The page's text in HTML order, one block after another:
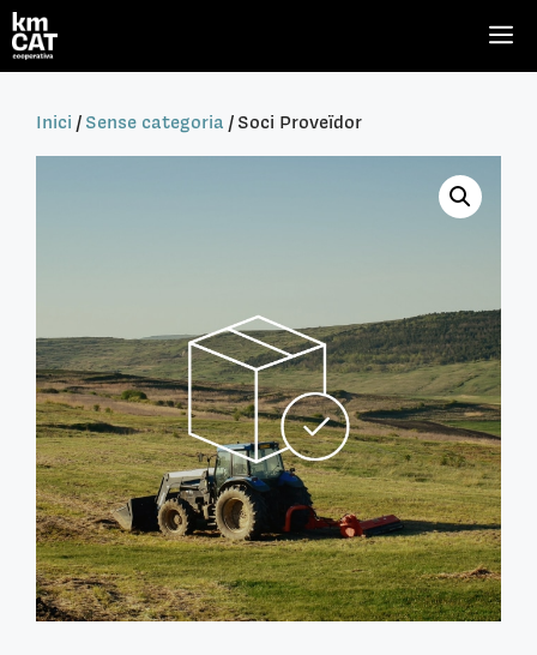
Vés
al
contingut
Inici / Sense categoria / Soci Proveïdor